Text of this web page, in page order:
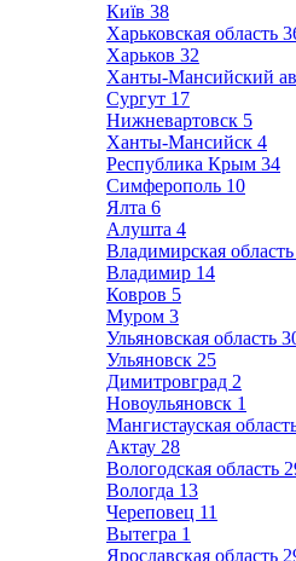
Київ 38
Харьковская область
Харьков 32
Ханты-Мансийский
Сургут 17
Нижневартовск 5
Ханты-Мансийск 4
Республика Крым 34
Симферополь 10
Ялта 6
Алушта 4
Владимирская область
Владимир 14
Ковров 5
Муром 3
Ульяновская область
Ульяновск 25
Димитровград 2
Новоульяновск 1
Мангистауская
Актау 28
Вологодская область
Вологда 13
Череповец 11
Вытегра 1
Ярославская область